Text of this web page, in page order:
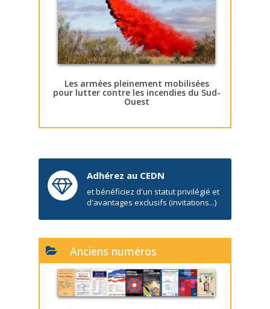
Les armées pleinement mobilisées
pour lutter contre les incendies du Sud-
Ouest
Adhérez au CEDN
et bénéficiez d'un statut privilégié et
d'avantages exclusifs (invitations...)
Anciens numéros